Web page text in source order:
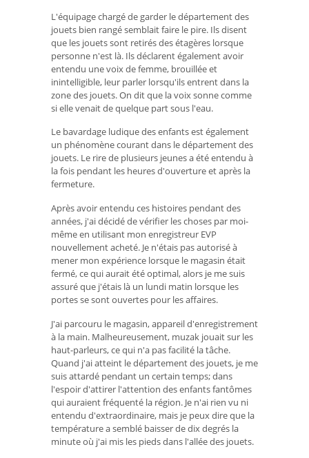
L'équipage chargé de garder le département des
jouets bien rangé semblait faire le pire. Ils disent
que les jouets sont retirés des étagères lorsque
personne n'est là. Ils déclarent également avoir
entendu une voix de femme, brouillée et
inintelligible, leur parler lorsqu'ils entrent dans la
zone des jouets. On dit que la voix sonne comme
si elle venait de quelque part sous l'eau.
Le bavardage ludique des enfants est également
un phénomène courant dans le département des
jouets. Le rire de plusieurs jeunes a été entendu à
la fois pendant les heures d'ouverture et après la
fermeture.
Après avoir entendu ces histoires pendant des
années, j'ai décidé de vérifier les choses par moi-
même en utilisant mon enregistreur EVP
nouvellement acheté. Je n'étais pas autorisé à
mener mon expérience lorsque le magasin était
fermé, ce qui aurait été optimal, alors je me suis
assuré que j'étais là un lundi matin lorsque les
portes se sont ouvertes pour les affaires.
J'ai parcouru le magasin, appareil d'enregistrement
à la main. Malheureusement, muzak jouait sur les
haut-parleurs, ce qui n'a pas facilité la tâche.
Quand j'ai atteint le département des jouets, je me
suis attardé pendant un certain temps; dans
l'espoir d'attirer l'attention des enfants fantômes
qui auraient fréquenté la région. Je n'ai rien vu ni
entendu d'extraordinaire, mais je peux dire que la
température a semblé baisser de dix degrés la
minute où j'ai mis les pieds dans l'allée des jouets.